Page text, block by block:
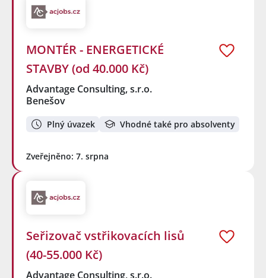
MONTÉR - ENERGETICKÉ
STAVBY (od 40.000 Kč)
Advantage Consulting, s.r.o.
Benešov
Plný úvazek Vhodné také pro absolventy
Zveřejněno: 7. srpna
Seřizovač vstřikovacích lisů
(40-55.000 Kč)
Advantage Consulting, s.r.o.